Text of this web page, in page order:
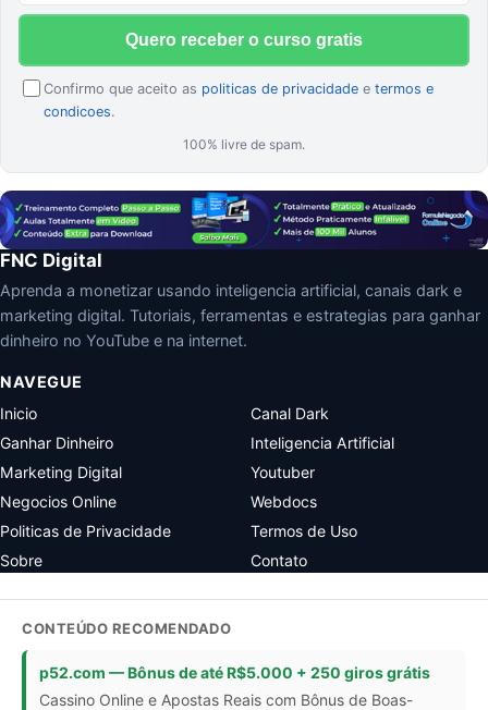
Quero receber o curso gratis
Confirmo que aceito as politicas de privacidade e termos e
condicoes.
100% livre de spam.
FNC Digital
Aprenda a monetizar usando inteligencia artificial, canais dark e
marketing digital. Tutoriais, ferramentas e estrategias para ganhar
dinheiro no YouTube e na internet.
NAVEGUE
Inicio
Canal Dark
Ganhar Dinheiro
Inteligencia Artificial
Marketing Digital
Youtuber
Negocios Online
Webdocs
Politicas de Privacidade
Termos de Uso
Sobre
Contato
CONTEÚDO RECOMENDADO
p52.com — Bônus de até R$5.000 + 250 giros grátis
Cassino Online e Apostas Reais com Bônus de Boas-